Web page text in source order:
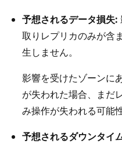
予想されるデータ損失:
取りレプリカのみが含
生しません。
影響を受けたゾーンに
が失われた場合、まだ
み操作が失われる可能
予想されるダウンタイ